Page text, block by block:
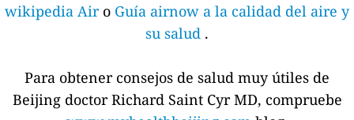
wikipedia Air o Guía airnow a la calidad del aire y
su salud .
Para obtener consejos de salud muy útiles de
Beijing doctor Richard Saint Cyr MD, compruebe